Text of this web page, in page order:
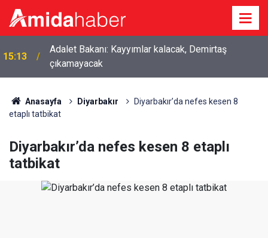
14:45 Diyarbakır’da yeşil arıkuşunun avı objektife yansıdı
Anasayfa Diyarbakır
Diyarbakır’da nefes kesen 8
etaplı tatbikat
Diyarbakır’da nefes kesen 8 etaplı
tatbikat